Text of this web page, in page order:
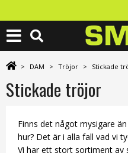
> DAM > Tröjor > Stickade
Stickade tröjor
Finns det något mysigare
hur? Det är i alla fall vad vi
Vi har ett stort sortiment av